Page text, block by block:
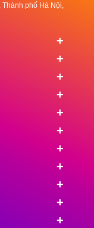
phố Hà Nội,
+
+
+
+
+
+
+
+
+
+
+